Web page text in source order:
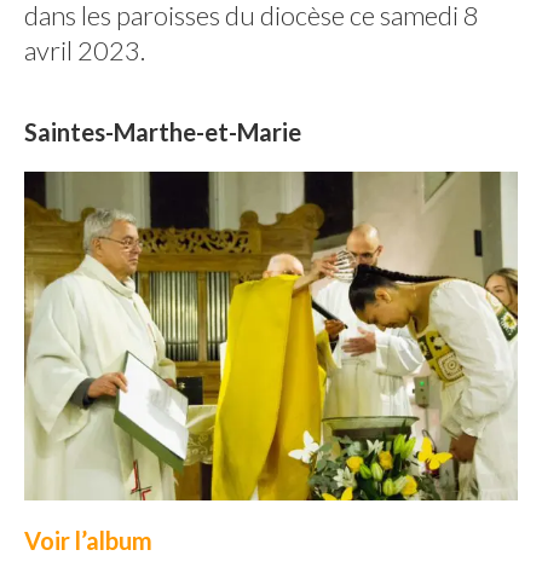
dans les paroisses du diocèse ce samedi 8
avril 2023.
Saintes-Marthe-et-Marie
Voir l’album